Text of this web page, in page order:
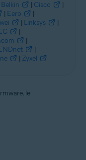
Belkin | Cisco
|
| Eero
|
| Linksys
|
|
|
|
| Zyxel
le